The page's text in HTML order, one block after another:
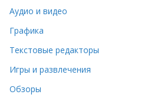
Аудио и видео
Графика
Текстовые редакторы
Игры и развлечения
Обзоры